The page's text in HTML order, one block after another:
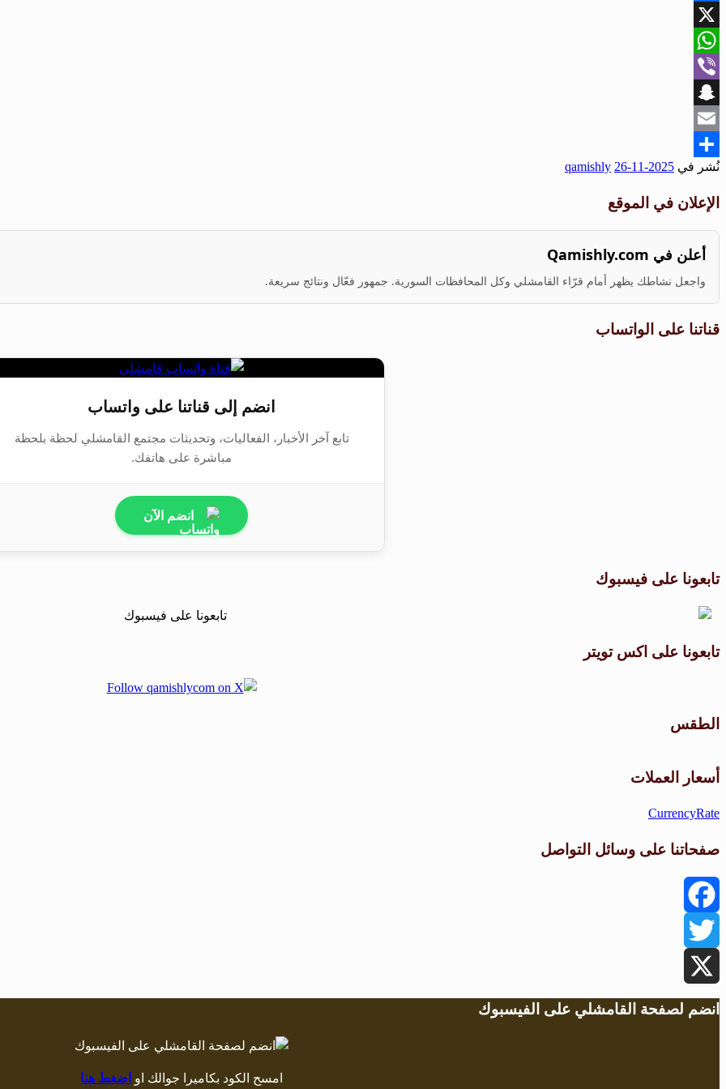
Facebook
X
WhatsApp
Viber
Snapchat
Email
Share
نُشر في 2025-11-26
qamishly
الإعلان في الموقع
أعلن في Qamishly.com
واجعل نشاطك يظهر أمام قرّاء القامشلي وكل المحافظات السورية. جمهور فعّال ونتائج سريعة.
قناتنا على الواتساب
انضم إلى قناتنا على واتساب
تابع آخر الأخبار، الفعاليات، وتحديثات مجتمع القامشلي لحظة بلحظة
مباشرة على هاتفك.
انضم الآن
تابعونا على فيسبوك
تابعونا على اكس تويتر
الطقس
أسعار العملات
CurrencyRate
صفحاتنا على وسائل التواصل
Facebook
Twitter
X
انضم لصفحة القامشلي على الفيسبوك
امسح الكود بكاميرا جوالك او اضغط هنا